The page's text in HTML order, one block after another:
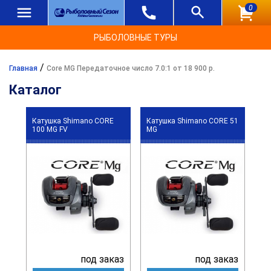
0
РЫБОЛОВНЫЕ ТУРЫ
Главная / Core MG Передаточное число 7.0:1 от 18 900 р.
Каталог
Катушка Shimano CORE
100 MG FV
под заказ
Катушка Shimano CORE 51
MG
под заказ